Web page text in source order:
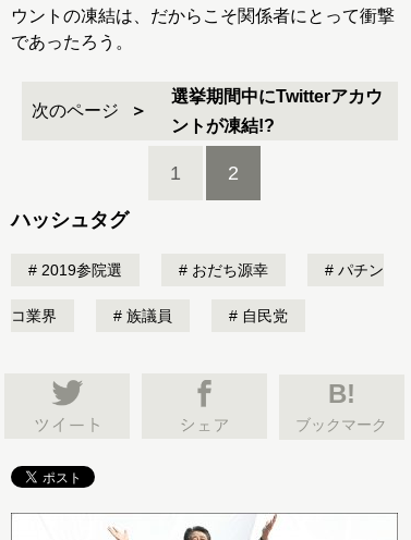
ウントの凍結は、だからこそ関係者にとって衝撃
であったろう。
次のページ
選挙期間中にTwitterアカウ
ントが凍結!?
1 2
ハッシュタグ
2019参院選 おだち源幸 パチン
コ業界 族議員 自民党
B!
ブックマーク